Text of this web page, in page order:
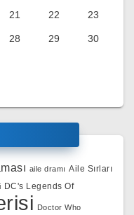
21 22 23
28 29 30
aile dramı Aile Sırları
DC's Legends Of
Doctor Who